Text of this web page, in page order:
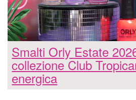
Smalti Orly Estate
collezione Club
energica